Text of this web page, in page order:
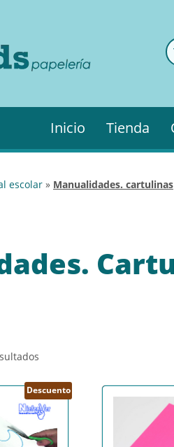
confianza.
Podrás
encontrar
todo lo
para tu
Inicio Tienda
escolar » manualidades. cartulinas
Descuento